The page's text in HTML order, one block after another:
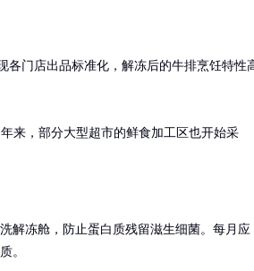
各门店出品标准化，解冻后的牛排烹饪特性
来，部分大型超市的鲜食加工区也开始采
解冻舱，防止蛋白质残留滋生细菌。每月应
。